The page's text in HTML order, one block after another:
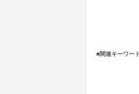
■関連キーワー